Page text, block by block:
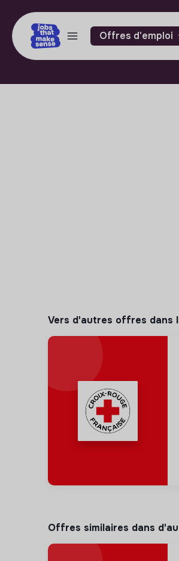
Offres d'emploi
Vers d'autres offres dans
Offres similaires dans